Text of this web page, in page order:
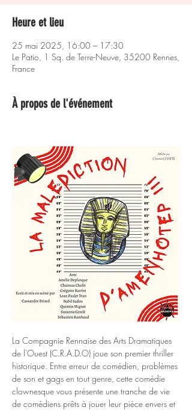
Heure et lieu
25 mai 2025, 16:00 – 17:30
Le Patio, 1 Sq. de Terre-Neuve, 35200 Rennes,
France
À propos de l'événement
La Compagnie Rennaise des Arts Dramatiques
de l'Ouest (C.R.A.D.O) joue son premier thriller
historique. Entre erreur de comédien, problèmes
de son et gags en tout genre, cette comédie
clownesque vous présente une tranche de vie
de comédiens prêts à jouer leur pièce envers et